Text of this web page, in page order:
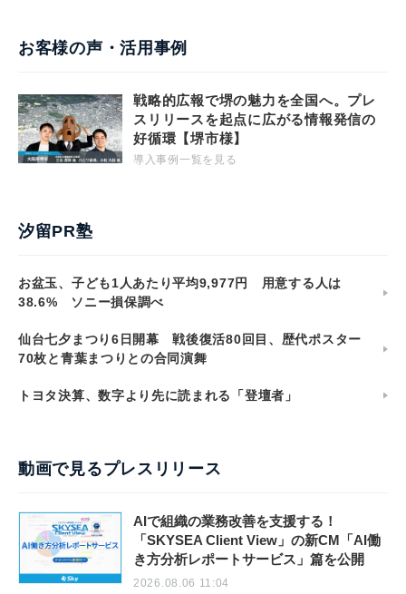
お客様の声・活用事例
戦略的広報で堺の魅力を全国へ。プレ
スリリースを起点に広がる情報発信の
好循環【堺市様】
導入事例一覧を見る
汐留PR塾
お盆玉、子ども1人あたり平均9,977円 用意する人は
38.6% ソニー損保調べ
仙台七夕まつり6日開幕 戦後復活80回目、歴代ポスター
70枚と青葉まつりとの合同演舞
トヨタ決算、数字より先に読まれる「登壇者」
動画で見るプレスリリース
AIで組織の業務改善を支援する！
「SKYSEA Client View」の新CM「AI働
き方分析レポートサービス」篇を公開
2026.08.06 11:04